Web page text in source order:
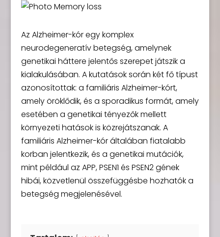
Az Alzheimer-kór egy komplex
neurodegeneratív betegség, amelynek
genetikai háttere jelentős szerepet játszik a
kialakulásában. A kutatások során két fő típust
azonosítottak: a familiáris Alzheimer-kórt,
amely öröklődik, és a sporadikus formát, amely
esetében a genetikai tényezők mellett
környezeti hatások is közrejátszanak. A
familiáris Alzheimer-kór általában fiatalabb
korban jelentkezik, és a genetikai mutációk,
mint például az APP, PSEN1 és PSEN2 gének
hibái, közvetlenül összefüggésbe hozhatók a
betegség megjelenésével.